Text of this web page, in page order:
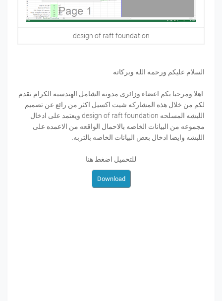
design of raft foundation
السلام عليكم ورحمه الله وبركاته
اهلا ومرحبا بكم اعضاء وزائرى مدونه الشامل الهندسيه الكرام نقدم
لكم من خلال هذه المشاركه شيت اكسيل اكثر من رائع عن تصميم
اللبشه المسلحه design of raft foundation ويعتمد على ادخال
مجموعه من البيانات الخاصه بالاحمال الواقعه من الاعمده على
اللبشه وايضا ادخال بعض البيانات الخاصه بالتربه.
للتحميل اضغط هنا